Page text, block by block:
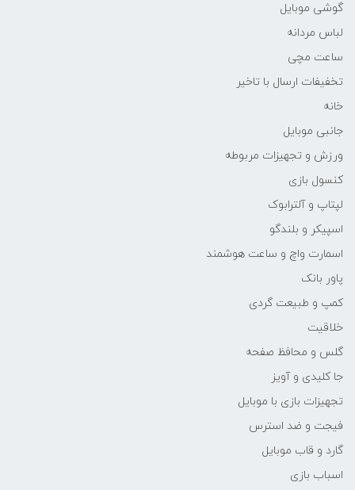
گوشی موبایل
لباس مردانه
ساعت مچی
تخفیفات ارسال با تاخیر
خانه
جانبی موبایل
ورزش و تجهیزات مربوطه
کنسول بازی
لپتاپ و آلترابوک
اسپیکر و بلندگو
اسمارت واچ و ساعت هوشمند
پاور بانک
کمپ و طبیعت گردی
خلاقیت
گلس و محافظ صفحه
جا کلیدی و آویز
تجهیزات بازی با موبایل
فیجت و ضد استرس
گارد و قاب موبایل
اسباب بازی